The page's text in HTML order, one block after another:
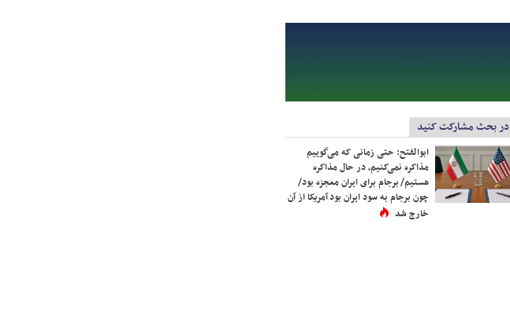
در بحث مشارکت کنید
ابوالفتح: حتی زمانی که می‌گوییم
مذاکره نمی‌کنیم، در حال مذاکره
هستیم/ برجام برای ایران معجزه بود/
چون برجام به سود ایران بود آمریکا از آن
خارج شد